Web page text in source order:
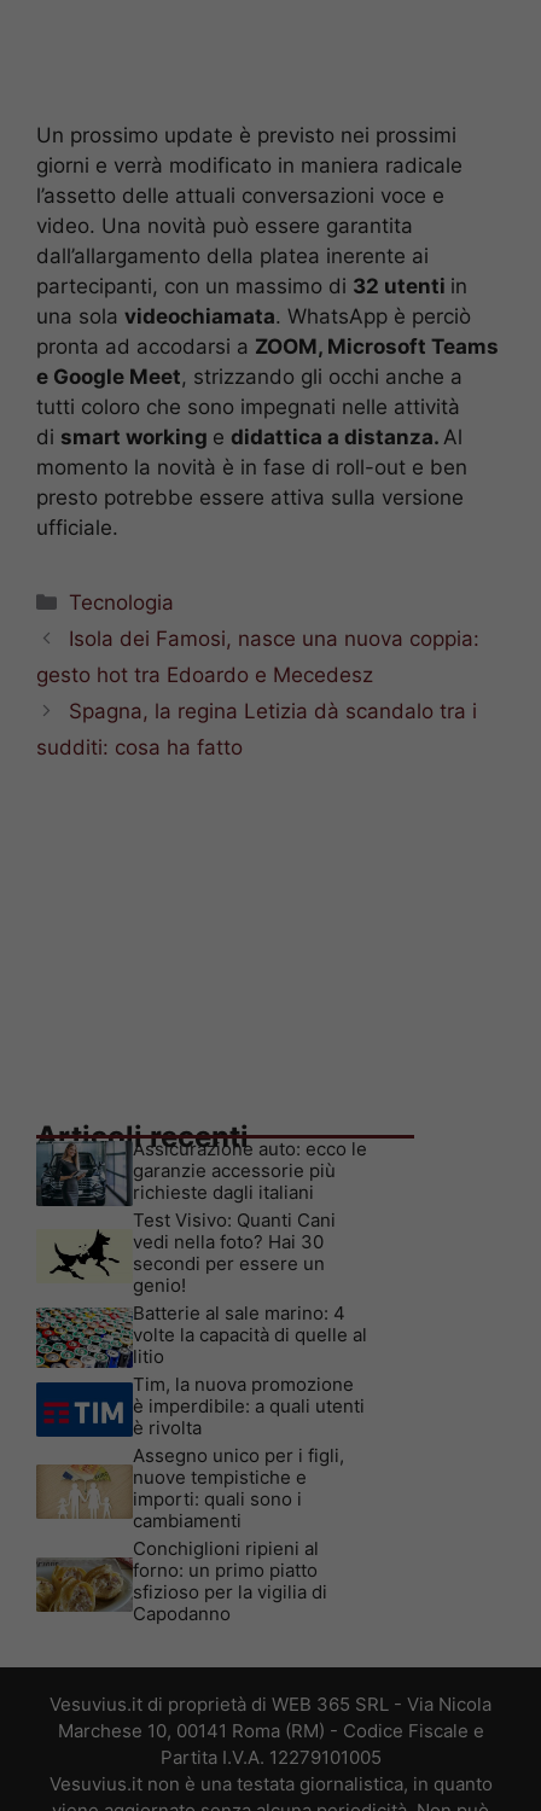
Un prossimo update è previsto nei prossimi
giorni e verrà modificato in maniera radicale
l’assetto delle attuali conversazioni voce e
video. Una novità può essere garantita
dall’allargamento della platea inerente ai
partecipanti, con un massimo di 32 utenti in
una sola videochiamata. WhatsApp è perciò
pronta ad accodarsi a ZOOM, Microsoft Teams
e Google Meet, strizzando gli occhi anche a
tutti coloro che sono impegnati nelle attività
di smart working e didattica a distanza. Al
momento la novità è in fase di roll-out e ben
presto potrebbe essere attiva sulla versione
ufficiale.
Categorie
Tecnologia
Isola dei Famosi, nasce una nuova coppia:
gesto hot tra Edoardo e Mecedesz
Spagna, la regina Letizia dà scandalo tra i
sudditi: cosa ha fatto
Articoli recenti
Assicurazione auto: ecco le
garanzie accessorie più
richieste dagli italiani
Test Visivo: Quanti Cani
vedi nella foto? Hai 30
secondi per essere un
genio!
Batterie al sale marino: 4
volte la capacità di quelle al
litio
Tim, la nuova promozione
è imperdibile: a quali utenti
è rivolta
Assegno unico per i figli,
nuove tempistiche e
importi: quali sono i
cambiamenti
Conchiglioni ripieni al
forno: un primo piatto
sfizioso per la vigilia di
Capodanno
Vesuvius.it di proprietà di WEB 365 SRL - Via Nicola
Marchese 10, 00141 Roma (RM) - Codice Fiscale e
Partita I.V.A. 12279101005
Vesuvius.it non è una testata giornalistica, in quanto